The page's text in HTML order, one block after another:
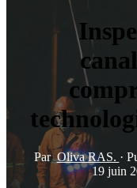
ParOliva RAS. ·
19 juin